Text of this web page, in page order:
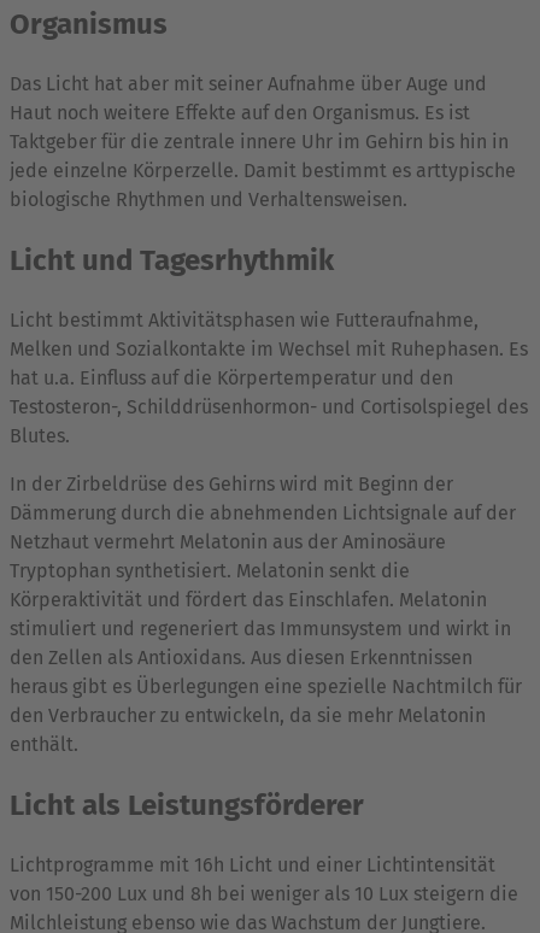
Organismus
Das Licht hat aber mit seiner Aufnahme über Auge und
Haut noch weitere Effekte auf den Organismus. Es ist
Taktgeber für die zentrale innere Uhr im Gehirn bis hin in
jede einzelne Körperzelle. Damit bestimmt es arttypische
biologische Rhythmen und Verhaltensweisen.
Licht und Tagesrhythmik
Licht bestimmt Aktivitätsphasen wie Futteraufnahme,
Melken und Sozialkontakte im Wechsel mit Ruhephasen. Es
hat u.a. Einfluss auf die Körpertemperatur und den
Testosteron-, Schilddrüsenhormon- und Cortisolspiegel des
Blutes.
In der Zirbeldrüse des Gehirns wird mit Beginn der
Dämmerung durch die abnehmenden Lichtsignale auf der
Netzhaut vermehrt Melatonin aus der Aminosäure
Tryptophan synthetisiert. Melatonin senkt die
Körperaktivität und fördert das Einschlafen. Melatonin
stimuliert und regeneriert das Immunsystem und wirkt in
den Zellen als Antioxidans. Aus diesen Erkenntnissen
heraus gibt es Überlegungen eine spezielle Nachtmilch für
den Verbraucher zu entwickeln, da sie mehr Melatonin
enthält.
Licht als Leistungsförderer
Lichtprogramme mit 16h Licht und einer Lichtintensität
von 150-200 Lux und 8h bei weniger als 10 Lux steigern die
Milchleistung ebenso wie das Wachstum der Jungtiere.